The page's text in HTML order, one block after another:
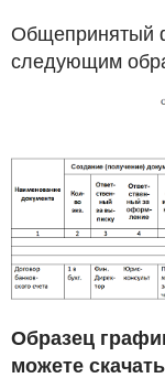
Общепринятый
следующим
Образец
можете